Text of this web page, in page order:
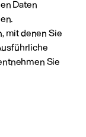
Daten
mit denen Sie
Sie